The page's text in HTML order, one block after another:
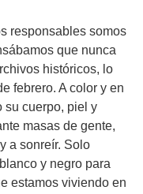
responsables somos
que nunca
históricos, lo
febrero. A color y en
su cuerpo, piel y
masas de gente,
a sonreír. Solo
y negro para
estamos viviendo en